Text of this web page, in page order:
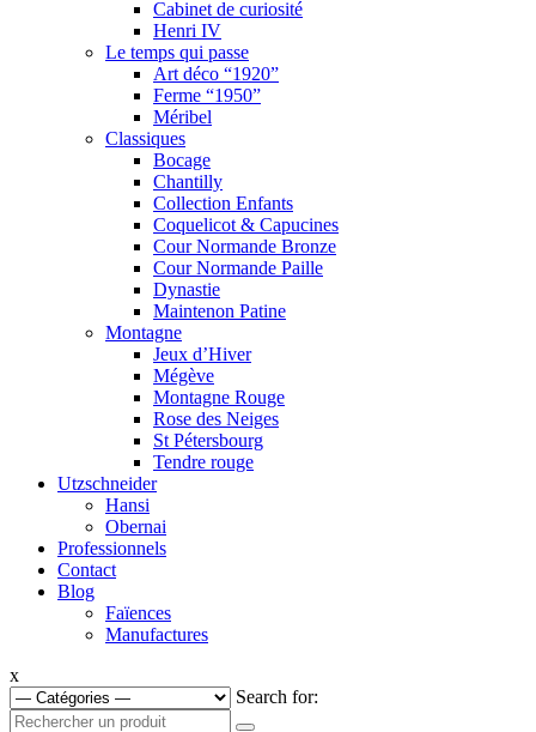
Cabinet de curiosité
Henri IV
Le temps qui passe
Art déco “1920”
Ferme “1950”
Méribel
Classiques
Bocage
Chantilly
Collection Enfants
Coquelicot & Capucines
Cour Normande Bronze
Cour Normande Paille
Dynastie
Maintenon Patine
Montagne
Jeux d’Hiver
Mégève
Montagne Rouge
Rose des Neiges
St Pétersbourg
Tendre rouge
Utzschneider
Hansi
Obernai
Professionnels
Contact
Blog
Faïences
Manufactures
x
Search for: